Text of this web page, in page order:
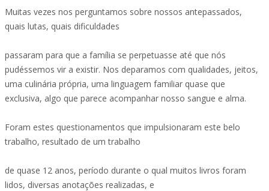
Muitas vezes nos perguntamos sobre nossos antepassados,
quais lutas, quais dificuldades
passaram para que a família se perpetuasse até que nós
pudéssemos vir a existir. Nos deparamos com qualidades, jeitos,
uma culinária própria, uma linguagem familiar quase que
exclusiva, algo que parece acompanhar nosso sangue e alma.
Foram estes questionamentos que impulsionaram este belo
trabalho, resultado de um trabalho
de quase 12 anos, período durante o qual muitos livros foram
lidos, diversas anotações realizadas, e